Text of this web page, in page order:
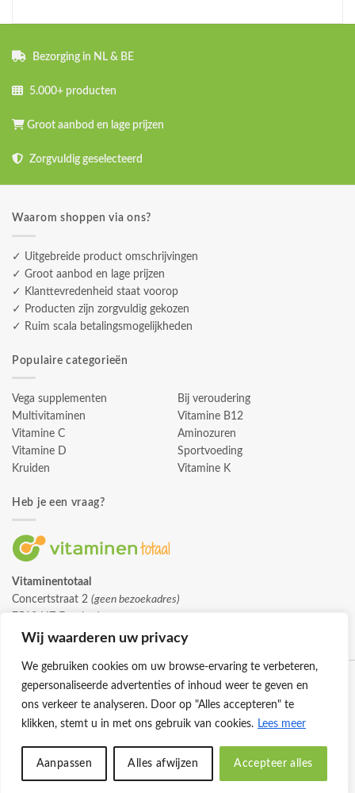
Wij waarderen uw privacy
We gebruiken cookies om uw browse-ervaring te verbeteren,
gepersonaliseerde advertenties of inhoud weer te geven en
ons verkeer te analyseren. Door op "Alles accepteren" te
klikken, stemt u in met ons gebruik van cookies. Lees meer
Aanpassen Alles afwijzen Accepteer alles
Bezorging in NL & BE
5.000+ producten
Groot aanbod en lage prijzen
Zorgvuldig geselecteerd
Waarom shoppen via ons?
✓ Uitgebreide product omschrijvingen
✓ Groot aanbod en lage prijzen
✓ Klanttevredenheid staat voorop
✓ Producten zijn zorgvuldig gekozen
✓ Ruim scala betalingsmogelijkheden
Populaire categorieën
Vega supplementen
Multivitaminen
Vitamine C
Vitamine D
Kruiden
Bij veroudering
Vitamine B12
Aminozuren
Sportvoeding
Vitamine K
Heb je een vraag?
Vitaminentotaal
Concertstraat 2 (geen bezoekadres)
info@vitaminentotaal.nl
© 2026 -Vitaminentotaal.nl